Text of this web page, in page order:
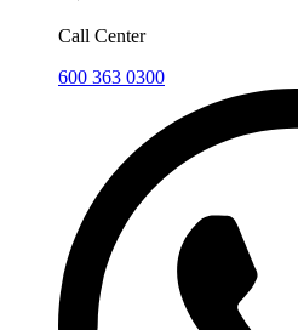
Call Center
600 363 0300